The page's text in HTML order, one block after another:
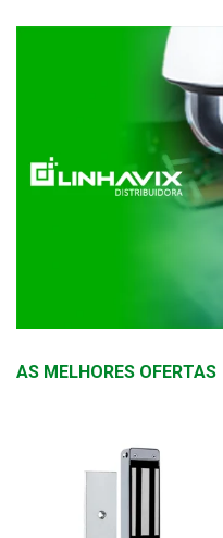
AS MELHORES OFERTAS